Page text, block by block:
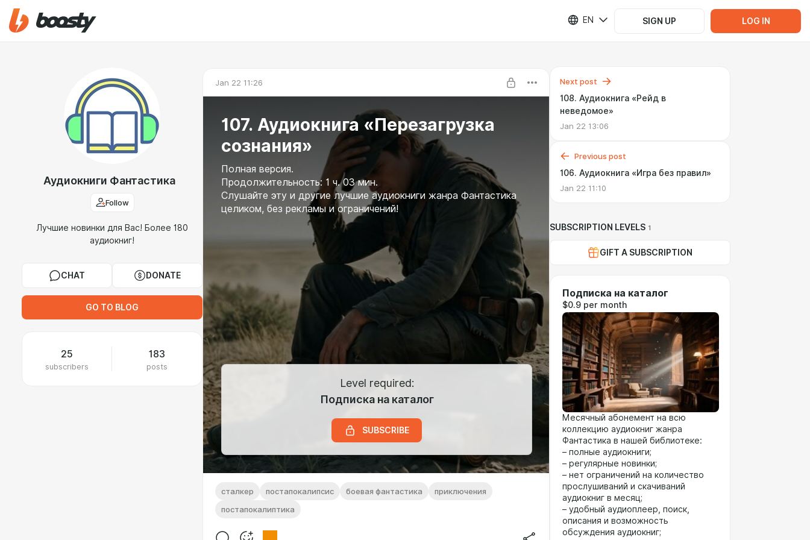
EN SIGN UP LOG IN
Аудиокниги Фантастика
Follow
Лучшие новинки для Вас! Более 180
аудиокниг!
CHAT DONATE
GO TO BLOG
25
subscribers
183
posts
Jan 22 11:26
107. Аудиокнига «Перезагрузка
сознания»
Полная версия.
Продолжительность: 1 ч. 03 мин.
Слушайте эту и другие лучшие аудиокниги жанра Фантастика
целиком, без рекламы и ограничений!
Level required:
Подписка на каталог
SUBSCRIBE
сталкер постапокалипсис боевая фантастика
приключения
постапокалиптика
Next post
108. Аудиокнига «Рейд в
неведомое»
Jan 22 13:06
Previous post
106. Аудиокнига «Игра без правил»
Jan 22 11:10
SUBSCRIPTION LEVELS 1
GIFT A SUBSCRIPTION
Подписка на каталог
$0.9 per month
Месячный абонемент на всю
коллекцию аудиокниг жанра
Фантастика в нашей библиотеке:
– полные аудиокниги;
– регулярные новинки;
– нет ограничений на количество
прослушиваний и скачиваний
аудиокниг в месяц;
– удобный аудиоплеер, поиск,
описания и возможность
обсуждения аудиокниг;